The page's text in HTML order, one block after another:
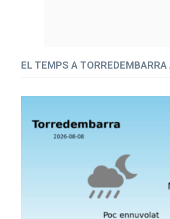
EL TEMPS A TORREDEMBARRA